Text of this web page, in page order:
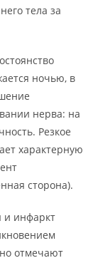
тела за
ночью, в
нерва: на
Резкое
характерную
сторона).
и инфаркт
отмечают